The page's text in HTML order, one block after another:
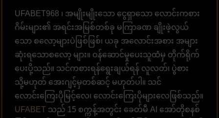
UFABET968 ၊ အမျိုးမျိုးသော ငွေရှာသော လောင်းကစား
ဂိမ်းများ၏ အရင်းအမြစ်တစ်ခု မကြာခဏ ချိုးဖဲ့လွယ်
သော စလော့များပဲဖြစ်ဖြစ်၊ ယခု အလောင်းအစား အများ
ဆုံးရသောစလော့ များ။ ဝန်ဆောင်မှုပေးသူထံမှ တိုက်ရိုက်
ပေးပို့သည်။ သင်ကစားရန်ရွေးချယ်ရန် လူလတ်၊ ပွဲစား
သို့မဟုတ် အေးဂျင့်မှတစ်ဆင့် မဟုတ်ပါ။ သင်
လောင်းကြေးပိုမြင့်လေ၊ လောင်းကြေးပိုများလေဖြစ်သည်။
UFABET သည် 15 စက္ကန့်အတွင်း ခေတ်မီ AI အော်တိုစနစ်